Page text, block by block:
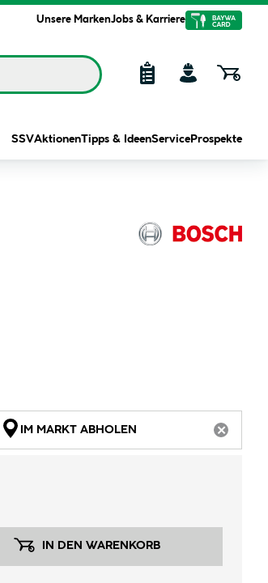
Unsere MarkenJobs & Karriere
SSVAktionenTipps & IdeenService Prospekte
NICHT VERFÜGBAR
IM MARKT ABHOLEN
IN DEN WARENKORB